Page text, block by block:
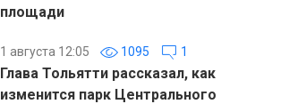
площади
1 августа 12:05 1095 1
Глава Тольятти рассказал, как
изменится парк Центрального